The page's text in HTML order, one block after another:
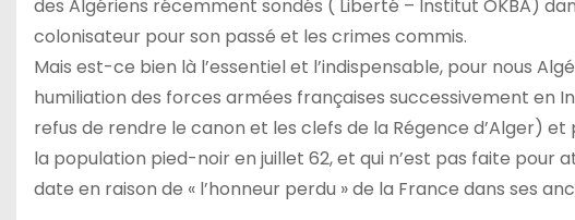
des Algériens récemment sondés ( Liberté – Institut OKBA)
colonisateur pour son passé et les crimes commis.
Mais est-ce bien là l’essentiel et l’indispensable, pour nous
humiliation des forces armées françaises successivement en
refus de rendre le canon et les clefs de la Régence d’Alger)
la population pied-noir en juillet 62, et qui n’est pas faite
date en raison de « l’honneur perdu » de la France dans ses